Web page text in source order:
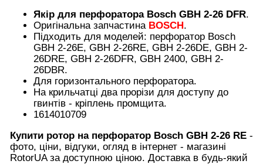
Якір для перфоратора Bosch GBH 2-26 DFR.
Оригінальна запчастина BOSCH.
Підходить для моделей: перфоратор Bosch
GBH 2-26E, GBH 2-26RE, GBH 2-26DE, GBH 2-
26DRE, GBH 2-26DFR, GBH 2400, GBH 2-
26DBR.
Для горизонтального перфоратора.
На крильчатці два прорізи для доступу до
гвинтів - кріплень промщита.
1614010709
Купити ротор на перфоратор Bosch GBH 2-26 RE -
фото, ціни, відгуки, огляд в інтернет - магазині
RotorUA за доступною ціною. Доставка в будь-який